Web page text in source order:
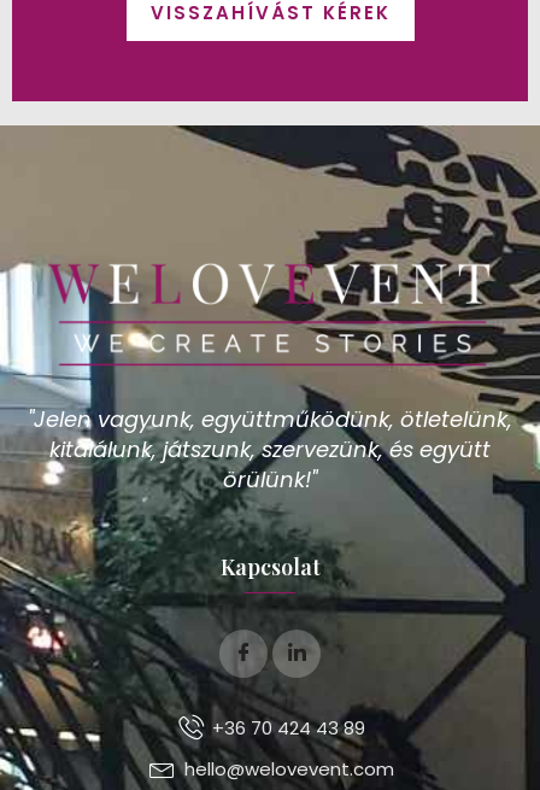
VISSZAHÍVÁST KÉREK
"Jelen vagyunk, együttműködünk, ötletelünk,
kitalálunk, játszunk, szervezünk, és együtt
örülünk!"
Kapcsolat
+36 70 424 43 89
hello@welovevent.com